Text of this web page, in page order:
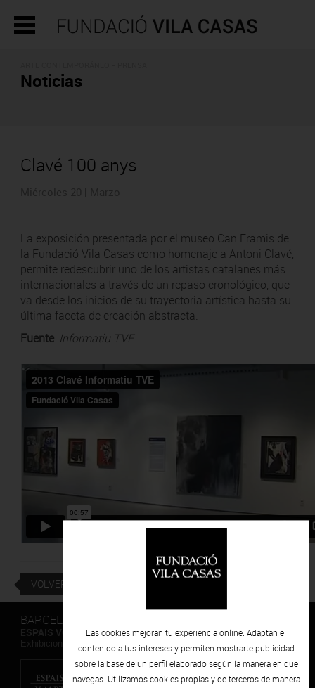
Noticias
Clavé 100 anys
La exposición presentada por el museo Can Framis de
la Fundació Vila Casas como homenaje a Antoni Clavé,
permite redescubrir uno de los artistas catalanes más
internacionales a través de un repaso cronológico, que
va desde los inicios de su trayectoria artística hasta su
última faceta de creación abstracta.
Fuente: Informatiu TVE
VOLVER
BARCELONA
ESPAIS VOLART
Exhibiciones temporales Arte Contemporáneo
Las cookies mejoran tu experiencia online. Adaptan el
contenido a tus intereses y permiten mostrarte publicidad
sobre la base de un perfil elaborado según la manera en que
navegas. Utilizamos cookies propias y de terceros de manera